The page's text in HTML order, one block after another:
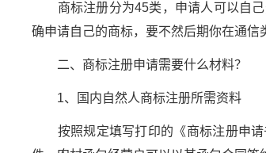
商标注册分为45类，申请人可以自己
确申请自己的商标，要不然后期你在通信
二、商标注册申请需要什么材料？
1、国内自然人商标注册所需资料
按照规定填写打印的《商标注册申请